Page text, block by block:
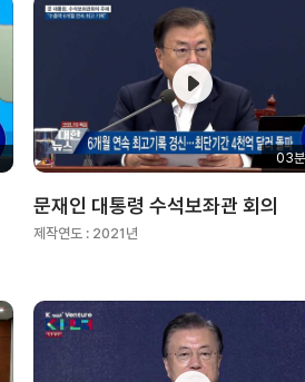
03
문재인 대통령 수석보좌관 회의
제작연도 : 2021년